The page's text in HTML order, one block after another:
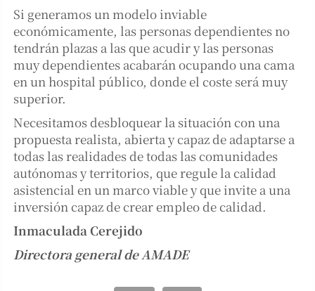
Si generamos un modelo inviable
económicamente, las personas dependientes no
tendrán plazas a las que acudir y las personas
muy dependientes acabarán ocupando una cama
en un hospital público, donde el coste será muy
superior.
Necesitamos desbloquear la situación con una
propuesta realista, abierta y capaz de adaptarse a
todas las realidades de todas las comunidades
autónomas y territorios, que regule la calidad
asistencial en un marco viable y que invite a una
inversión capaz de crear empleo de calidad.
Inmaculada Cerejido
Directora general de AMADE